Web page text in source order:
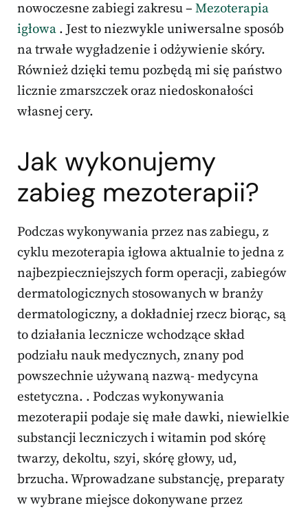
nowoczesne zabiegi zakresu – Mezoterapia
igłowa . Jest to niezwykle uniwersalne sposób
na trwałe wygładzenie i odżywienie skóry.
Również dzięki temu pozbędą mi się państwo
licznie zmarszczek oraz niedoskonałości
własnej cery.
Jak wykonujemy
zabieg mezoterapii?
Podczas wykonywania przez nas zabiegu, z
cyklu mezoterapia igłowa aktualnie to jedna z
najbezpieczniejszych form operacji, zabiegów
dermatologicznych stosowanych w branży
dermatologiczny, a dokładniej rzecz biorąc, są
to działania lecznicze wchodzące skład
podziału nauk medycznych, znany pod
powszechnie używaną nazwą- medycyna
estetyczna. . Podczas wykonywania
mezoterapii podaje się małe dawki, niewielkie
substancji leczniczych i witamin pod skórę
twarzy, dekoltu, szyi, skórę głowy, ud,
brzucha. Wprowadzane substancję, preparaty
w wybrane miejsce dokonywane przez